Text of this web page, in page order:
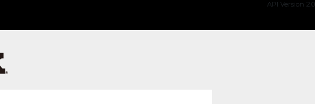
API Version 2.0